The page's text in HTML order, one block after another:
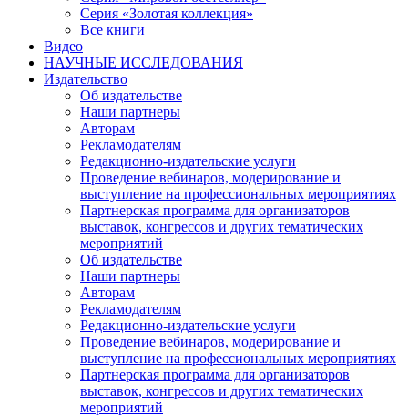
Серия «Золотая коллекция»
Все книги
Видео
НАУЧНЫЕ ИССЛЕДОВАНИЯ
Издательство
Об издательстве
Наши партнеры
Авторам
Рекламодателям
Редакционно-издательские услуги
Проведение вебинаров, модерирование и
выступление на профессиональных мероприятиях
Партнерская программа для организаторов
выставок, конгрессов и других тематических
мероприятий
Об издательстве
Наши партнеры
Авторам
Рекламодателям
Редакционно-издательские услуги
Проведение вебинаров, модерирование и
выступление на профессиональных мероприятиях
Партнерская программа для организаторов
выставок, конгрессов и других тематических
мероприятий